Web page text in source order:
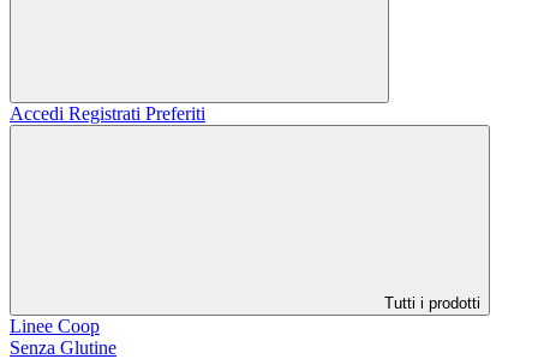
Accedi Registrati Preferiti
Tutti i prodotti
Linee Coop
Senza Glutine